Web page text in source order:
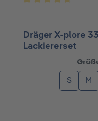
Dräger X-plore
Lackiererset
S M